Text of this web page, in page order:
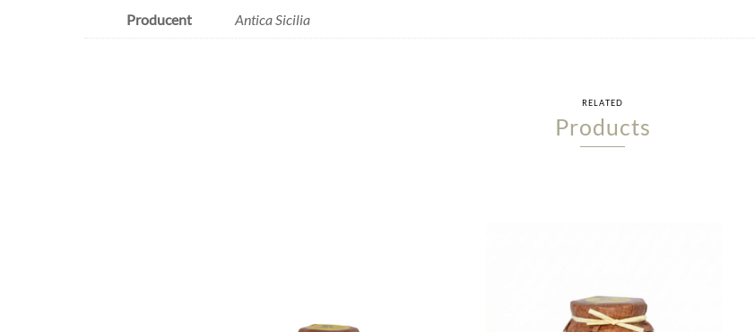
Producent Antica Sicilia
RELATED
Products